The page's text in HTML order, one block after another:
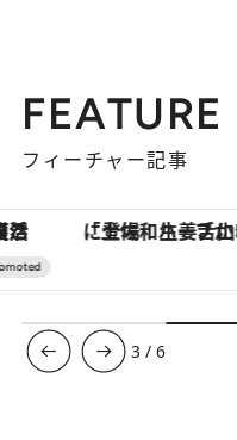
FEATURE
フィーチャー記事
「土佐和ハーブかき氷」が
3 /6